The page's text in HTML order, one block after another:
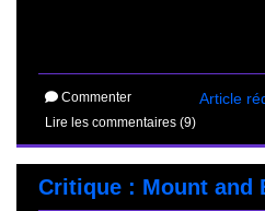
Article
Commenter
Lire les commentaires (9)
Critique : Mount and